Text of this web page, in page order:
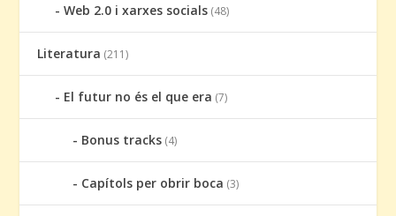
Web 2.0 i xarxes socials (48)
Literatura (211)
El futur no és el que era (7)
Bonus tracks (4)
Capítols per obrir boca (3)